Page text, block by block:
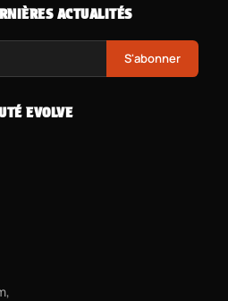
ACTUALITÉS
S'abonner
EVOLVE